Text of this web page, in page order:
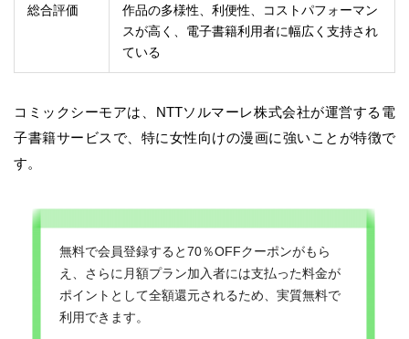
総合評価
作品の多様性、利便性、コストパフォーマン
スが高く、電子書籍利用者に幅広く支持され
ている
コミックシーモアは、NTTソルマーレ株式会社が運営する電
子書籍サービスで、特に女性向けの漫画に強いことが特徴で
す。
無料で会員登録すると70％OFFクーポンがもら
え、さらに月額プラン加入者には支払った料金が
ポイントとして全額還元されるため、実質無料で
利用できます。